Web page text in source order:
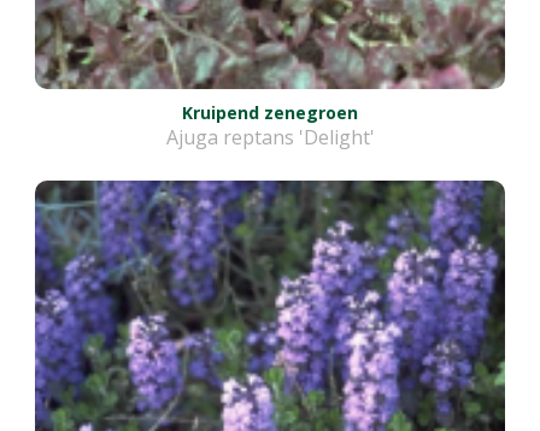
Kruipend zenegroen
Ajuga reptans 'Delight'